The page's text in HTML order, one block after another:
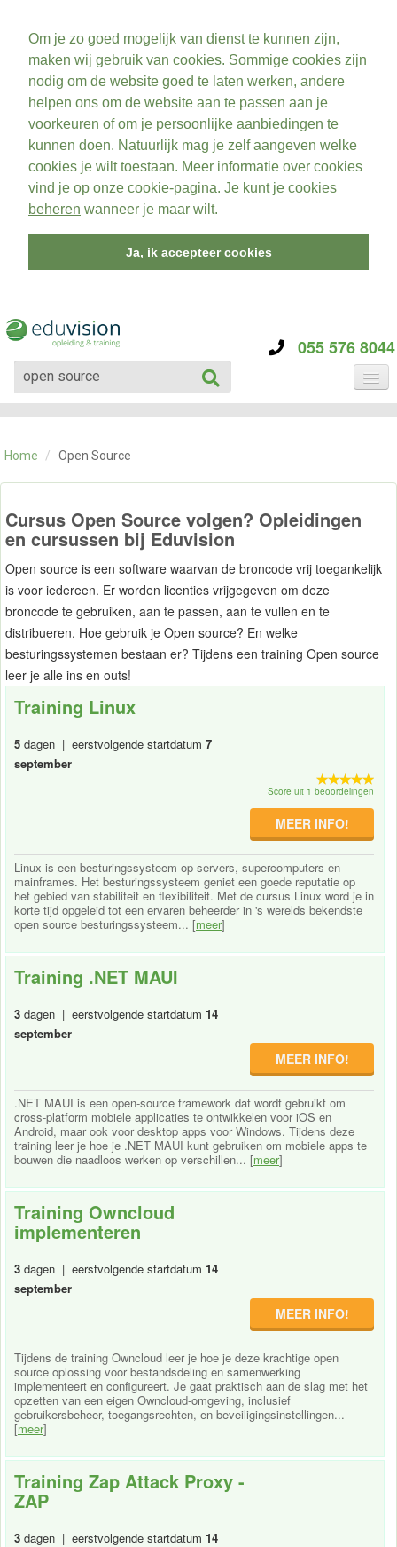
Om je zo goed mogelijk van dienst te kunnen zijn,
maken wij gebruik van cookies. Sommige cookies zijn
nodig om de website goed te laten werken, andere
helpen ons om de website aan te passen aan je
voorkeuren of om je persoonlijke aanbiedingen te
kunnen doen. Natuurlijk mag je zelf aangeven welke
cookies je wilt toestaan. Meer informatie over cookies
vind je op onze cookie-pagina. Je kunt je cookies
beheren wanneer je maar wilt.
Ja, ik accepteer cookies
055 576 8044
CATEGORIE
OVER ONS
CONTACT
Home / Open Source
Cursus Open Source volgen? Opleidingen
en cursussen bij Eduvision
Open source is een software waarvan de broncode vrij toegankelijk
is voor iedereen. Er worden licenties vrijgegeven om deze
broncode te gebruiken, aan te passen, aan te vullen en te
distribueren. Hoe gebruik je Open source? En welke
besturingssystemen bestaan er? Tijdens een training Open source
leer je alle ins en outs!
Training Linux
5 dagen | eerstvolgende startdatum 7
september
Score uit 1 beoordelingen
MEER INFO!
Linux is een besturingssysteem op servers, supercomputers en
mainframes. Het besturingssysteem geniet een goede reputatie op
het gebied van stabiliteit en flexibiliteit. Met de cursus Linux word je in
korte tijd opgeleid tot een ervaren beheerder in 's werelds bekendste
open source besturingssysteem... [meer]
Training .NET MAUI
3 dagen | eerstvolgende startdatum 14
september
MEER INFO!
.NET MAUI is een open-source framework dat wordt gebruikt om
cross-platform mobiele applicaties te ontwikkelen voor iOS en
Android, maar ook voor desktop apps voor Windows. Tijdens deze
training leer je hoe je .NET MAUI kunt gebruiken om mobiele apps te
bouwen die naadloos werken op verschillen... [meer]
Training Owncloud
implementeren
3 dagen | eerstvolgende startdatum 14
september
MEER INFO!
Tijdens de training Owncloud leer je hoe je deze krachtige open
source oplossing voor bestandsdeling en samenwerking
implementeert en configureert. Je gaat praktisch aan de slag met het
opzetten van een eigen Owncloud-omgeving, inclusief
gebruikersbeheer, toegangsrechten, en beveiligingsinstellingen...
[meer]
Training Zap Attack Proxy -
ZAP
3 dagen | eerstvolgende startdatum 14